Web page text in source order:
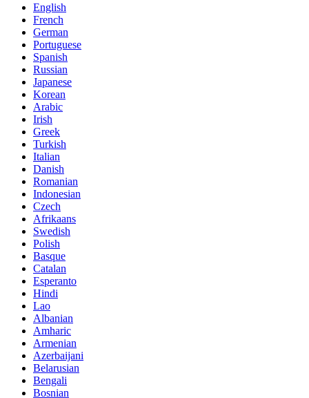
English
French
German
Portuguese
Spanish
Russian
Japanese
Korean
Arabic
Irish
Greek
Turkish
Italian
Danish
Romanian
Indonesian
Czech
Afrikaans
Swedish
Polish
Basque
Catalan
Esperanto
Hindi
Lao
Albanian
Amharic
Armenian
Azerbaijani
Belarusian
Bengali
Bosnian